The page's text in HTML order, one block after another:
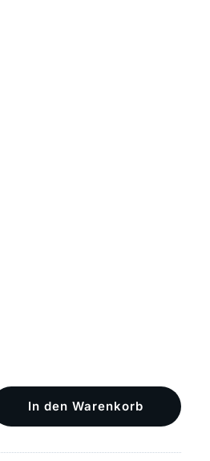
In den Warenkorb